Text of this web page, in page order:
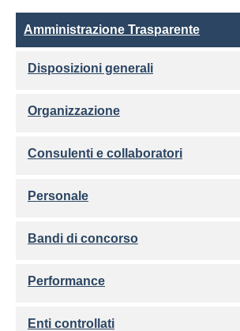
Amministrazione Trasparente
Amministrazione Trasparente
Disposizioni generali
Organizzazione
Consulenti e collaboratori
Personale
Bandi di concorso
Performance
Enti controllati